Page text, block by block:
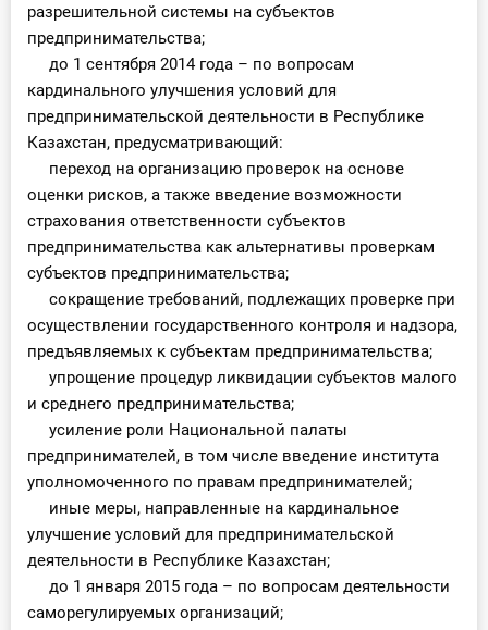
разрешительной системы на субъектов
предпринимательства;
до 1 сентября 2014 года – по вопросам
кардинального улучшения условий для
предпринимательской деятельности в Республике
Казахстан, предусматривающий:
переход на организацию проверок на основе
оценки рисков, а также введение возможности
страхования ответственности субъектов
предпринимательства как альтернативы проверкам
субъектов предпринимательства;
сокращение требований, подлежащих проверке при
осуществлении государственного контроля и надзора,
предъявляемых к субъектам предпринимательства;
упрощение процедур ликвидации субъектов малого
и среднего предпринимательства;
усиление роли Национальной палаты
предпринимателей, в том числе введение института
уполномоченного по правам предпринимателей;
иные меры, направленные на кардинальное
улучшение условий для предпринимательской
деятельности в Республике Казахстан;
до 1 января 2015 года – по вопросам деятельности
саморегулируемых организаций;